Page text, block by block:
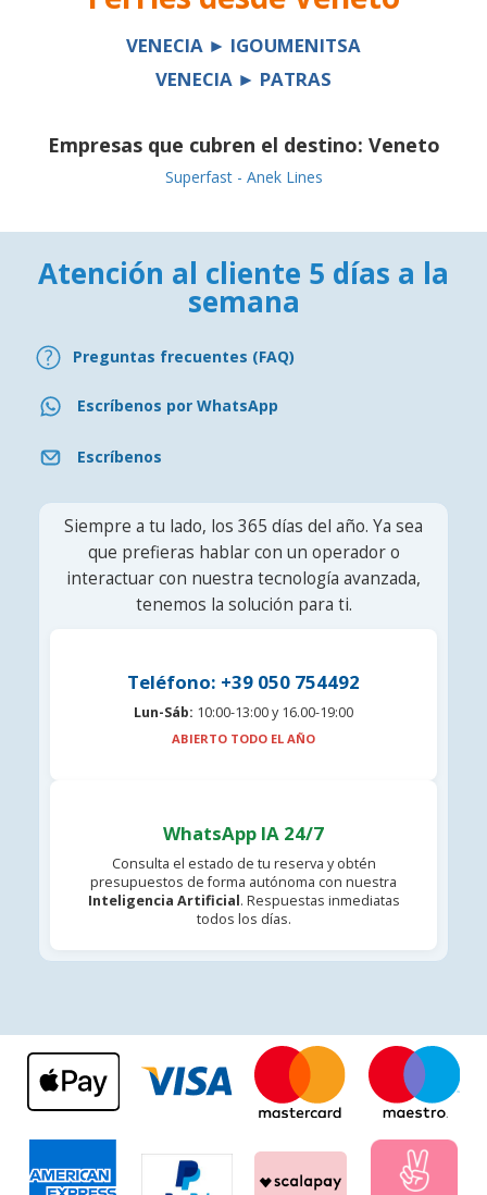
VENECIA ► IGOUMENITSA
VENECIA ► PATRAS
Empresas que cubren el destino: Veneto
Superfast - Anek Lines
Atención al cliente 5 días a la
semana
Preguntas frecuentes (FAQ)
Escríbenos por WhatsApp
Escríbenos
Siempre a tu lado, los 365 días del año. Ya sea
que prefieras hablar con un operador o
interactuar con nuestra tecnología avanzada,
tenemos la solución para ti.
Teléfono: +39 050 754492
Lun-Sáb: 10:00-13:00 y 16.00-19:00
ABIERTO TODO EL AÑO
WhatsApp IA 24/7
Consulta el estado de tu reserva y obtén
presupuestos de forma autónoma con nuestra
Inteligencia Artificial. Respuestas inmediatas
todos los días.